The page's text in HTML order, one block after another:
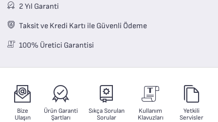
2 Yıl Garanti
Taksit ve Kredi Kartı ile Güvenli Ödeme
100% Üretici Garantisi
Bize
Ulaşın
Ürün Garanti
Şartları
Sıkça Sorulan
Sorular
Kullanım
Klavuzları
Yetkili
Servisler